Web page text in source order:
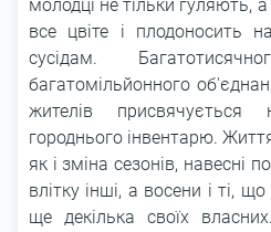
молодці не тільки гуляють,
все цвіте і плодоносить
сусідам.
багатомільйонного
жителів
городнього інвентарю.
як і зміна сезонів, навесні
влітку інші, а восени і ті, що
ще декілька своїх